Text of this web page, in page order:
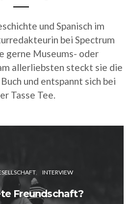
und Spanisch im
bei Spectrum
gerne Museums- oder
allerliebsten steckt sie die
und entspannt sich bei
Tasse Tee.
INTERVIEW
Freundschaft?